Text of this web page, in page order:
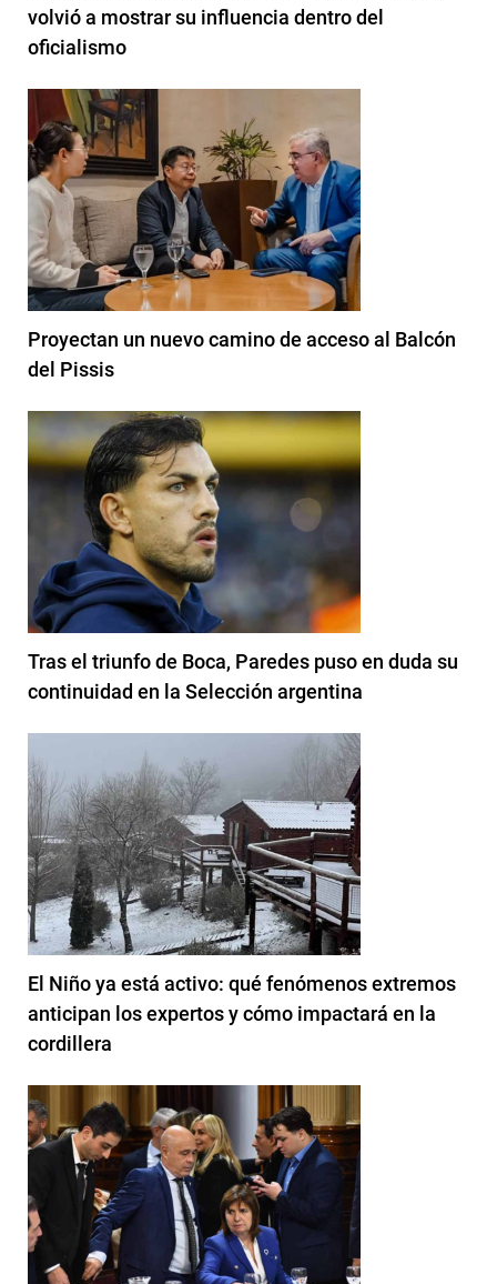
volvió a mostrar su influencia dentro del
oficialismo
Proyectan un nuevo camino de acceso al Balcón
del Pissis
Tras el triunfo de Boca, Paredes puso en duda su
continuidad en la Selección argentina
El Niño ya está activo: qué fenómenos extremos
anticipan los expertos y cómo impactará en la
cordillera